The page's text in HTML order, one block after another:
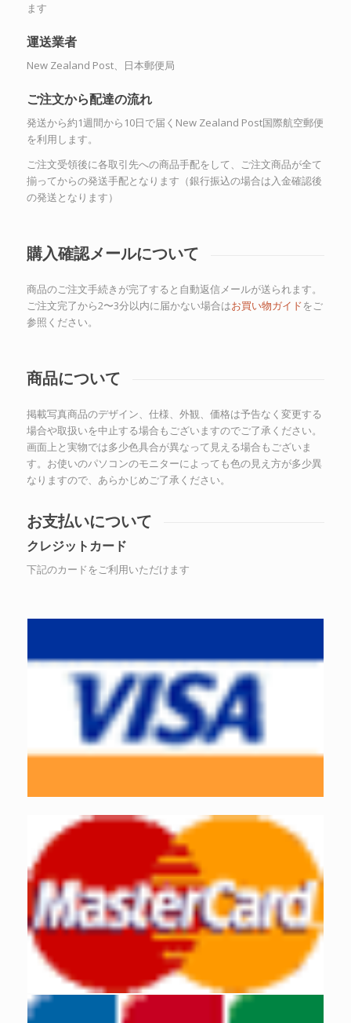
ます
運送業者
New Zealand Post、日本郵便局
ご注文から配達の流れ
発送から約1週間から10日で届くNew Zealand Post国際航空郵便
を利用します。
ご注文受領後に各取引先への商品手配をして、ご注文商品が全て
揃ってからの発送手配となります（銀行振込の場合は入金確認後
の発送となります）
購入確認メールについて
商品のご注文手続きが完了すると自動返信メールが送られます。
ご注文完了から2〜3分以内に届かない場合はお買い物ガイドをご
参照ください。
商品について
掲載写真商品のデザイン、仕様、外観、価格は予告なく変更する
場合や取扱いを中止する場合もございますのでご了承ください。
画面上と実物では多少色具合が異なって見える場合もございま
す。お使いのパソコンのモニターによっても色の見え方が多少異
なりますので、あらかじめご了承ください。
お支払いについて
クレジットカード
下記のカードをご利用いただけます